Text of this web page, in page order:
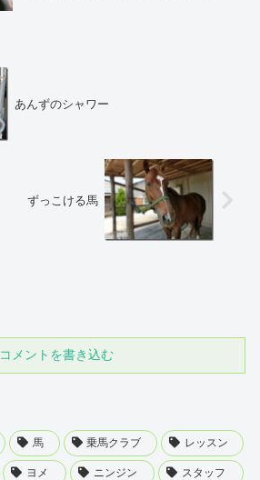
あんずのシャワー
ずっこける馬
コメントを書き込む
馬 乗馬クラブ レッスン
ヨメ ニンジン スタッフ